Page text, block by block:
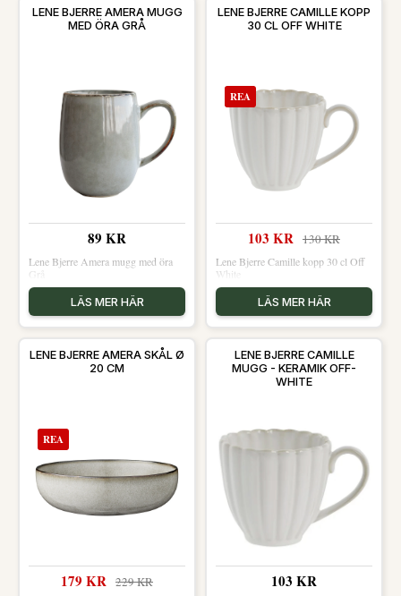
LENE BJERRE AMERA MUGG
MED ÖRA GRÅ
89 KR
Lene Bjerre Amera mugg med öra
Grå
LÄS MER HÄR
LENE BJERRE CAMILLE KOPP
30 CL OFF WHITE
REA
103 KR 130 KR
Lene Bjerre Camille kopp 30 cl Off
White
LÄS MER HÄR
LENE BJERRE AMERA SKÅL Ø
20 CM
REA
179 KR 229 KR
LENE BJERRE CAMILLE
MUGG - KERAMIK OFF-
WHITE
103 KR